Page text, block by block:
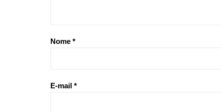
Nome *
E-mail *